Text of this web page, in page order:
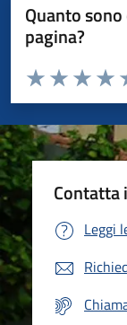
Quanto
pagina?
Valuta da 1 a 5
Valuta 3
Valuta 2
Valuta 1 stelle
Contatta
Leggi